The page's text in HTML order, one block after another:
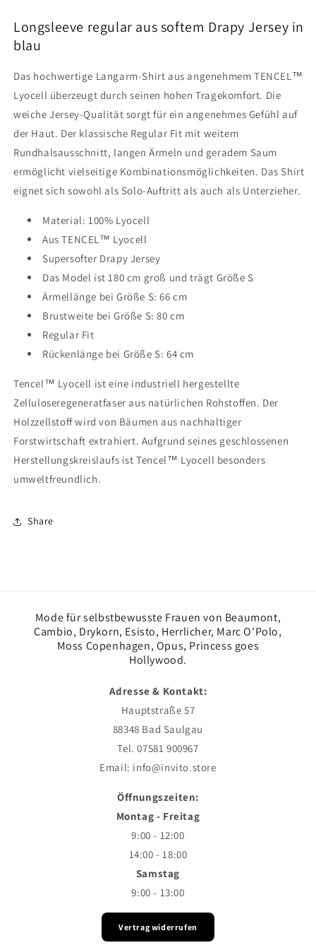
Longsleeve regular aus softem Drapy Jersey in
blau
Das hochwertige Langarm-Shirt aus angenehmem TENCEL™
Lyocell überzeugt durch seinen hohen Tragekomfort. Die
weiche Jersey-Qualität sorgt für ein angenehmes Gefühl auf
der Haut. Der klassische Regular Fit mit weitem
Rundhalsausschnitt, langen Ärmeln und geradem Saum
ermöglicht vielseitige Kombinationsmöglichkeiten. Das Shirt
eignet sich sowohl als Solo-Auftritt als auch als Unterzieher.
Material: 100% Lyocell
Aus TENCEL™ Lyocell
Supersofter Drapy Jersey
Das Model ist 180 cm groß und trägt Größe S
Ärmellänge bei Größe S: 66 cm
Brustweite bei Größe S: 80 cm
Regular Fit
Rückenlänge bei Größe S: 64 cm
Tencel™ Lyocell ist eine industriell hergestellte
Zelluloseregeneratfaser aus natürlichen Rohstoffen. Der
Holzzellstoff wird von Bäumen aus nachhaltiger
Forstwirtschaft extrahiert. Aufgrund seines geschlossenen
Herstellungskreislaufs ist Tencel™ Lyocell besonders
umweltfreundlich.
Share
Mode für selbstbewusste Frauen von Beaumont,
Cambio, Drykorn, Esisto, Herrlicher, Marc O'Polo,
Moss Copenhagen, Opus, Princess goes
Hollywood.
Adresse & Kontakt:
Hauptstraße 57
88348 Bad Saulgau
Tel. 07581 900967
Email: info@invito.store
Öffnungszeiten:
Montag - Freitag
9:00 - 12:00
14:00 - 18:00
Samstag
9:00 - 13:00
Vertrag widerrufen